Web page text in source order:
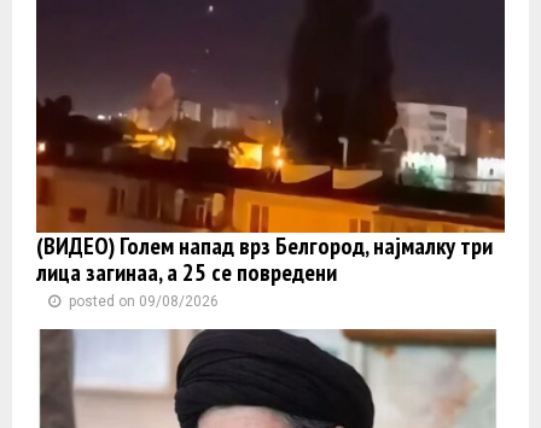
(ВИДЕО) Голем напад врз Белгород, најмалку три
лица загинаа, а 25 се повредени
posted on 09/08/2026